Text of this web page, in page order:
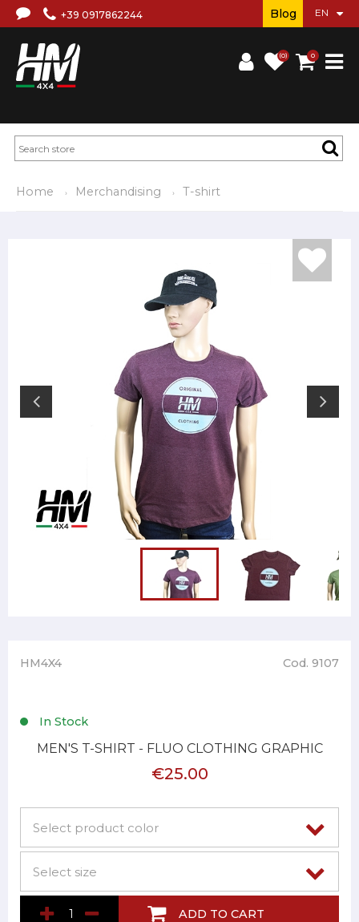
+39 0917862244
(0) 0
Blog
Home Merchandising T-shirt
HM4X4 Cod. 9107
In Stock
MEN'S T-SHIRT - FLUO CLOTHING GRAPHIC
€25.00
ADD TO CART